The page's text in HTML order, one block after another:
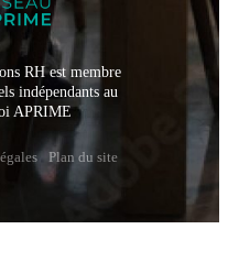
RH est membre
indépendants au
APRIME
Plan du site